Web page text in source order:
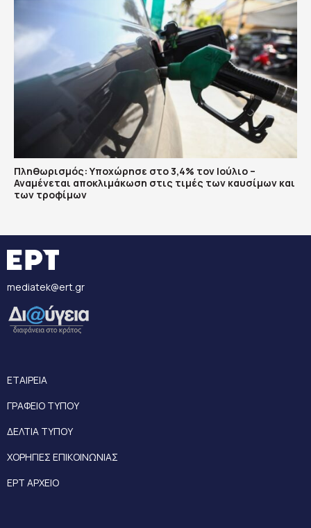
Πληθωρισμός: Υποχώρησε στο 3,4% τον Ιούλιο –
Αναμένεται αποκλιμάκωση στις τιμές των καυσίμων και
των τροφίμων
mediatek@ert.gr
ΕΤΑΙΡΕΙΑ
ΓΡΑΦΕΙΟ ΤΥΠΟΥ
ΔΕΛΤΙΑ ΤΥΠΟΥ
ΧΟΡΗΓΙΕΣ ΕΠΙΚΟΙΝΩΝΙΑΣ
ΕΡΤ ΑΡΧΕΙΟ